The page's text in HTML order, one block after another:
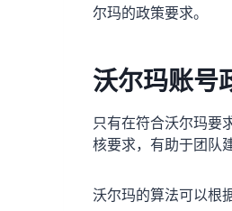
尔玛的政策要求。
沃尔玛账号
只有在符合沃尔玛要
核要求，有助于团队
沃尔玛的算法可以根